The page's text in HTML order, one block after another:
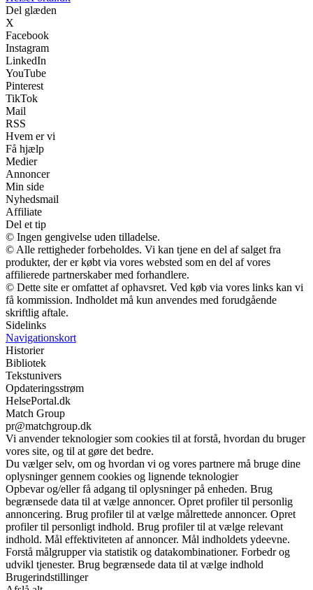
Del glæden
X
Facebook
Instagram
LinkedIn
YouTube
Pinterest
TikTok
Mail
RSS
Hvem er vi
Få hjælp
Medier
Annoncer
Min side
Nyhedsmail
Affiliate
Del et tip
© Ingen gengivelse uden tilladelse.
© Alle rettigheder forbeholdes. Vi kan tjene en del af salget fra
produkter, der er købt via vores websted som en del af vores
affilierede partnerskaber med forhandlere.
© Dette site er omfattet af ophavsret. Ved køb via vores links kan vi
få kommission. Indholdet må kun anvendes med forudgående
skriftlig aftale.
Sidelinks
Navigationskort
Historier
Bibliotek
Tekstunivers
Opdateringsstrøm
HelsePortal.dk
Match Group
pr@matchgroup.dk
Vi anvender teknologier som cookies til at forstå, hvordan du bruger
vores site, og til at gøre det bedre.
Du vælger selv, om og hvordan vi og vores partnere må bruge dine
oplysninger gennem cookies og lignende teknologier
Opbevar og/eller få adgang til oplysninger på enheden. Brug
begrænsede data til at vælge annoncer. Opret profiler til personlig
annoncering. Brug profiler til at vælge målrettede annoncer. Opret
profiler til personligt indhold. Brug profiler til at vælge relevant
indhold. Mål effektiviteten af annoncer. Mål indholdets ydeevne.
Forstå målgrupper via statistik og datakombinationer. Forbedr og
udvikl tjenester. Brug begrænsede data til at vælge indhold
Brugerindstillinger